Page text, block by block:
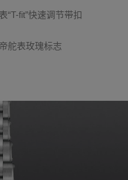
“T-fit”快速调节带扣
舵表玫瑰标志